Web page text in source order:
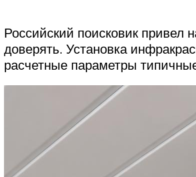
Российский поисковик привел
доверять. Установка
расчетные параметры